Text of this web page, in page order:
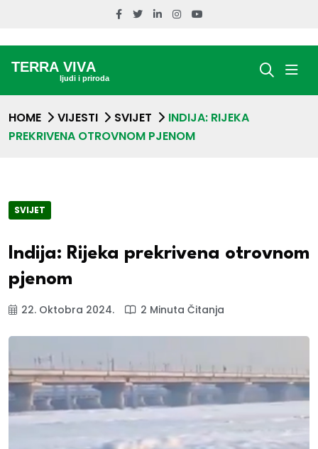
HOME VIJESTI SVIJET
INDIJA: RIJEKA
PREKRIVENA OTROVNOM PJENOM
SVIJET
Indija: Rijeka prekrivena otrovnom
pjenom
22. Oktobra 2024. 2 Minuta Čitanja